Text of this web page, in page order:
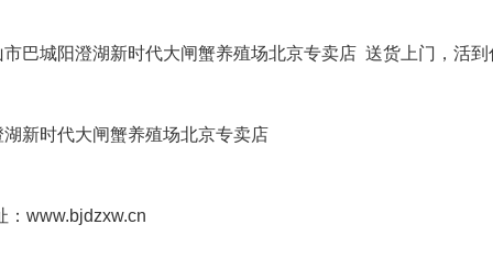
市巴城阳澄湖新时代大闸蟹养殖场北京专卖店 送货上门，活到
湖新时代大闸蟹养殖场北京专卖店
www.bjdzxw.cn